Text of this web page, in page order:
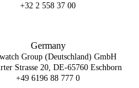
+32 2 558 37 00
Germany
Group (Deutschland) GmbH
Strasse 20, DE-65760 Eschborn
+49 6196 88 777 0